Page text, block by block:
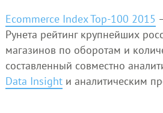
Ecommerce Index Top-100 2015
Рунета рейтинг крупнейших
магазинов по оборотам и
составленный совместно
Data Insightи аналитическим